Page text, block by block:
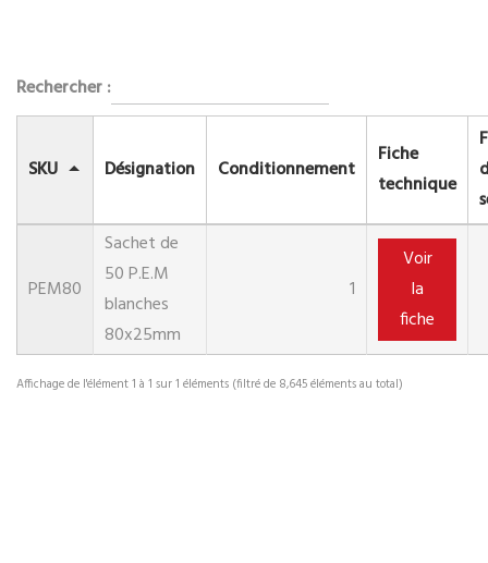
Rechercher :
SKU Désignation Conditionnement
Fiche
technique
PEM80
Sachet de
50 P.E.M
blanches
80x25mm
1
Voir
la
fiche
Affichage de l'élément 1 à 1 sur 1 éléments (filtré de 8,645 éléments au total)